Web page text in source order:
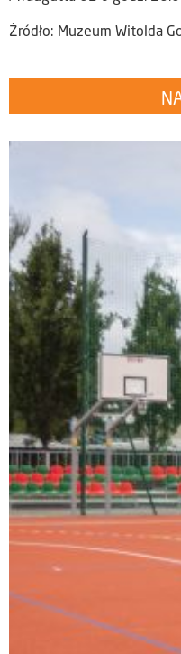
Źródło: Muzeum Witolda